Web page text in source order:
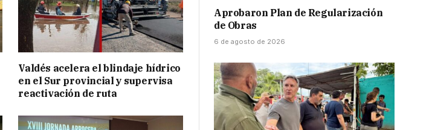
Valdés acelera el blindaje hídrico
en el Sur provincial y supervisa
reactivación de ruta
Aprobaron Plan de Regularización
de Obras
6 de agosto de 2026